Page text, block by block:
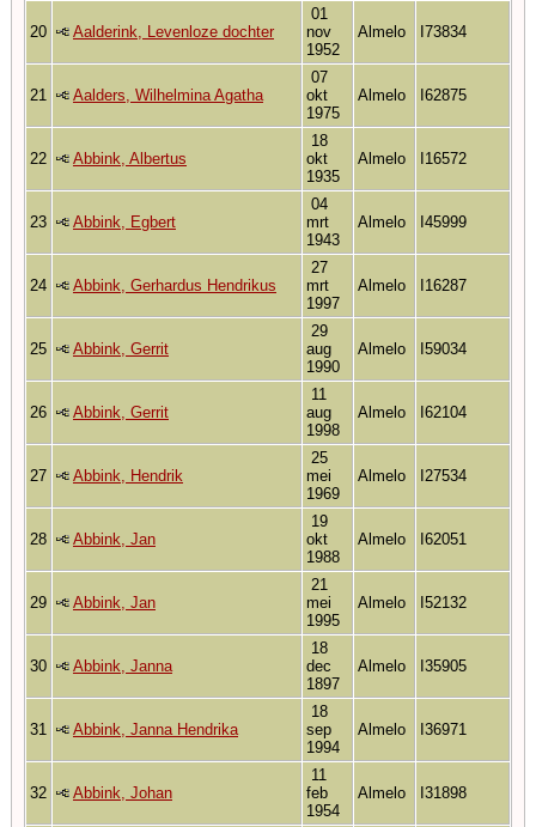
20 Aalderink, Levenloze dochter
01
nov
1952
Almelo I73834
21 Aalders, Wilhelmina Agatha
07
okt
1975
Almelo I62875
22 Abbink, Albertus
18
okt
1935
Almelo I16572
23 Abbink, Egbert
04
mrt
1943
Almelo I45999
24 Abbink, Gerhardus Hendrikus
27
mrt
1997
Almelo I16287
25 Abbink, Gerrit
29
aug
1990
Almelo I59034
26 Abbink, Gerrit
11
aug
1998
Almelo I62104
27 Abbink, Hendrik
25
mei
1969
Almelo I27534
28 Abbink, Jan
19
okt
1988
Almelo I62051
29 Abbink, Jan
21
mei
1995
Almelo I52132
30 Abbink, Janna
18
dec
1897
Almelo I35905
31 Abbink, Janna Hendrika
18
sep
1994
Almelo I36971
32 Abbink, Johan
11
feb
1954
Almelo I31898